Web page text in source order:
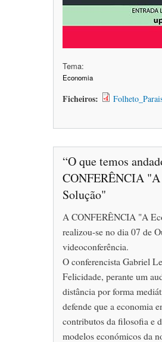
Tema:
Economia
Ficheiros:
“O que temos
CONFERÊNCIA
Solução"
A CONFERÊNCIA "A
realizou-se no dia 07 de
videoconferência.
O conferencista Gabriel
Felicidade, perante um
distância por forma
defende que a economia
contributos da filosofia e
modelos económicos da